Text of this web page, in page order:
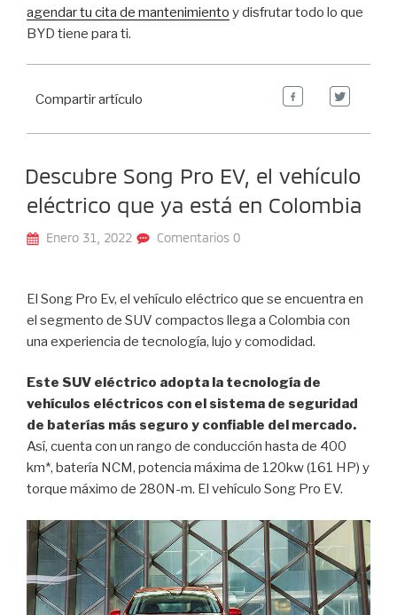
agendar tu cita de mantenimiento y disfrutar todo lo que
BYD tiene para ti.
Compartir artículo
Descubre Song Pro EV, el vehículo
eléctrico que ya está en Colombia
Enero 31, 2022 Comentarios 0
El Song Pro Ev, el vehículo eléctrico que se encuentra en
el segmento de SUV compactos llega a Colombia con
una experiencia de tecnología, lujo y comodidad.
Este SUV eléctrico adopta la tecnología de
vehículos eléctricos con el sistema de seguridad
de baterías más seguro y confiable del mercado.
Así, cuenta con un rango de conducción hasta de 400
km*, batería NCM, potencia máxima de 120kw (161 HP) y
torque máximo de 280N-m. El vehículo Song Pro EV.